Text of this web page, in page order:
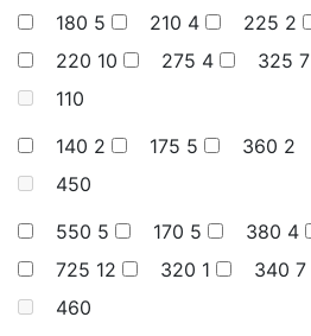
180 5 210 4 225 2
220 10 275 4 325 7
110
140 2 175 5 360 2
450
550 5 170 5 380 4
725 12 320 1 340 7
460